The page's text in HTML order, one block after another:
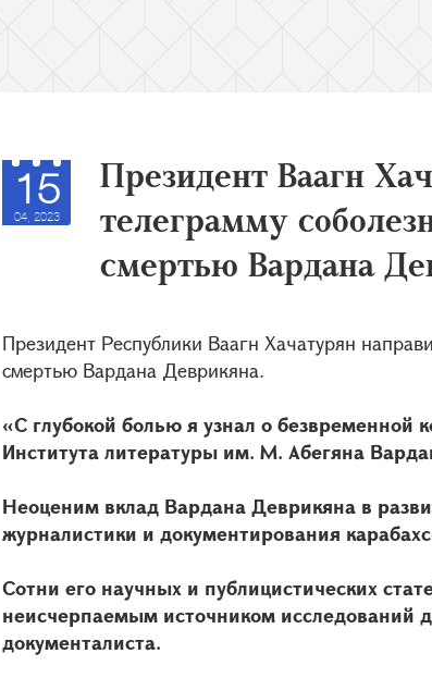
15
04, 2023
Президент Ваагн
телеграмму
смертью Вардана
Президент Республики Ваагн Хачатурян
смертью Вардана Деврикяна.
«С глубокой болью я узнал о безвременной
Института литературы им. М. Абегяна
Неоценим вклад Вардана Деврикяна в
журналистики и документирования
Сотни его научных и публицистических
неисчерпаемым источником исследований
документалиста.